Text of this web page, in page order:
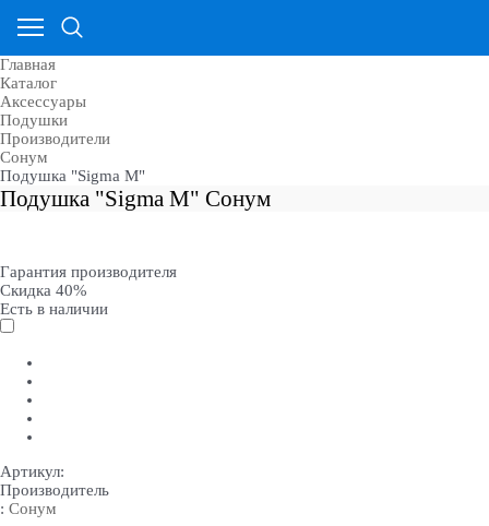
Главная
Каталог
Аксессуары
Подушки
Производители
Сонум
Подушка "Sigma M"
Подушка "Sigma M" Сонум
Гарантия производителя
Скидка 40%
Есть в наличии
Артикул:
Производитель
: Сонум